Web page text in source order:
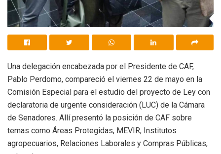
Una delegación encabezada por el Presidente de CAF,
Pablo Perdomo, compareció el viernes 22 de mayo en la
Comisión Especial para el estudio del proyecto de Ley con
declaratoria de urgente consideración (LUC) de la Cámara
de Senadores. Allí presentó la posición de CAF sobre
temas como Áreas Protegidas, MEVIR, Institutos
agropecuarios, Relaciones Laborales y Compras Públicas,